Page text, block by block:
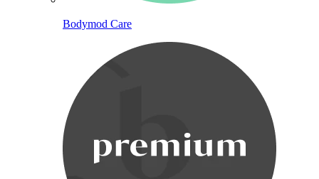
Bodymod Care